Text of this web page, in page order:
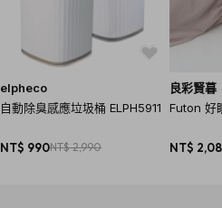
elpheco
自動除臭感應垃圾桶 ELPH5911
NT$ 990NT$ 2,990
良彩賢暮
Futon 好
NT$